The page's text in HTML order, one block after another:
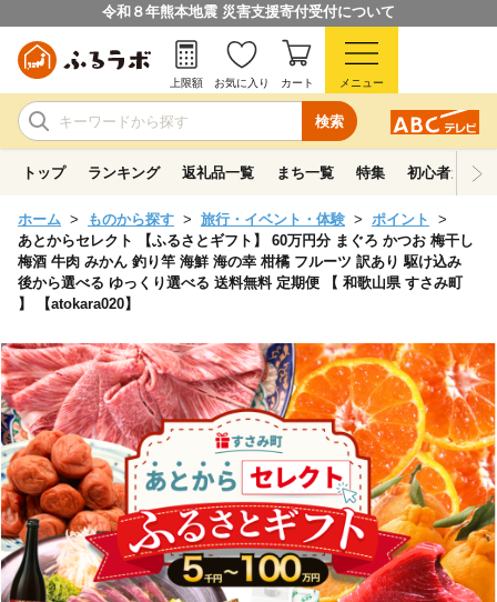
令和８年熊本地震 災害支援寄付受付について
検索
上限額 お気に入り カート メニュー
トップ ランキング 返礼品一覧 まち一覧 特集 初心者ガイド
ホーム ものから探す 旅行・イベント・体験
ポイント
あとからセレクト 【ふるさとギフト】 60万円分 まぐろ かつお 梅干し
梅酒 牛肉 みかん 釣り竿 海鮮 海の幸 柑橘 フルーツ 訳あり 駆け込み
後から選べる ゆっくり選べる 送料無料 定期便 【 和歌山県 すさみ町
】 【atokara020】